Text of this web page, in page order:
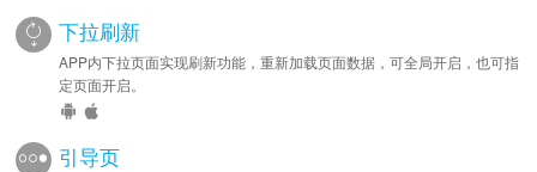
下拉刷新
APP内下拉页面实现刷新功能，重新加载页面数据，可全局开启，也可指
定页面开启。
引导页